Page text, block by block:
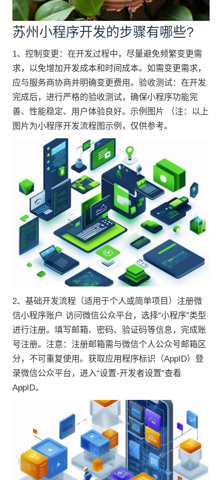
苏州小程序开发的步骤有哪些?
1、控制变更：在开发过程中，尽量避免频繁变更需
求，以免增加开发成本和时间成本。如需变更需求，
应与服务商协商并明确变更费用。验收测试：在开发
完成后，进行严格的验收测试，确保小程序功能完
善、性能稳定、用户体验良好。示例图片 （注：以上
图片为小程序开发流程图示例，仅供参考。
2、基础开发流程（适用于个人或简单项目）注册微
信小程序账户 访问微信公众平台，选择“小程序”类型
进行注册。填写邮箱、密码、验证码等信息，完成账
号注册。注意：注册邮箱需与微信个人公众号邮箱区
分，不可重复使用。获取应用程序标识（AppID）登
录微信公众平台，进入“设置-开发者设置”查看
AppID。